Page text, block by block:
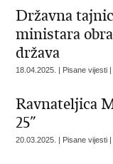
Državna
ministara
država
18.04.2025. | Pisane vijesti
Ravnateljica
25”
20.03.2025. | Pisane vijesti